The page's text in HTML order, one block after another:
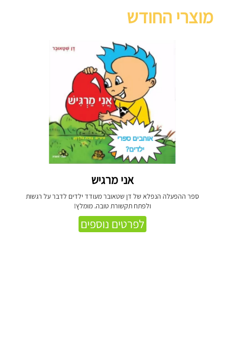
מוצרי החודש
אני מרגיש
ספר ההפעלה הנפלא של דן שטאובר מעודד ילדים לדבר על רגשות
ולפתח תקשורת טובה. מומלץ!
לפרטים נוספים